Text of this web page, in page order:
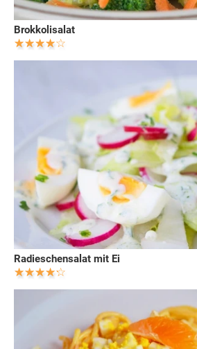
Brokkolisalat
Radieschensalat mit Ei